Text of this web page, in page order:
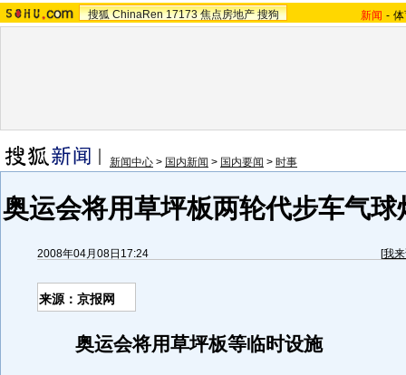
搜狐 ChinaRen 17173 焦点房地产 搜狗 新闻 -
新闻中心 > 国内新闻 > 国内要闻 > 时事
奥运会将用草坪板两轮代步车气球
2008年04月08日17:24 [我
来源：京报网
奥运会将用草坪板等临时设施